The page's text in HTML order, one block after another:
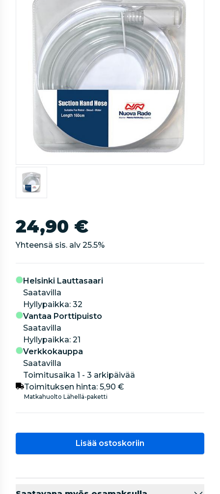
24,90 €
Yhteensä sis. alv 25.5%
Helsinki Lauttasaari
Saatavilla
hyllypaikka: 32
Vantaa Porttipuisto
Saatavilla
hyllypaikka: 21
Verkkokauppa
Saatavilla
Toimitusaika 1 - 3 arkipäivää
Toimituksen hinta: 5,90 €
Matkahuolto Lähellä-paketti
Lisää ostoskoriin